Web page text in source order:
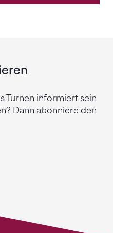
Turnen informiert sein
Dann abonniere den